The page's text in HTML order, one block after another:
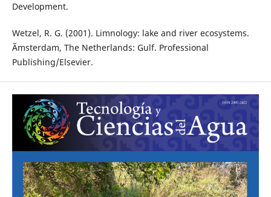
Development.
Wetzel, R. G. (2001). Limnology: lake and river ecosystems.
Ãmsterdam, The Netherlands: Gulf. Professional
Publishing/Elsevier.